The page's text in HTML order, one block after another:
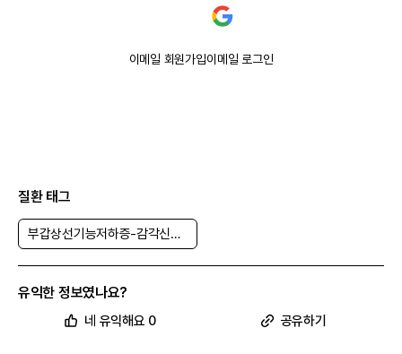
이메일 회원가입이메일 로그인
질환 태그
부갑상선기능저하증-감각신경성 난청- 신장 질환 증후군
유익한 정보였나요?
네 유익해요 0 공유하기